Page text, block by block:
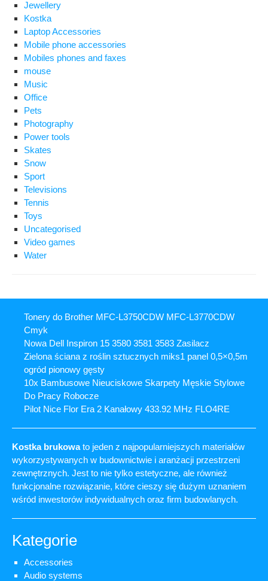
Jewellery
Kostka
Laptop Accessories
Mobile phone accessories
Mobiles phones and faxes
mouse
Music
Office
Pets
Photography
Power tools
Skates
Snow
Sport
Televisions
Tennis
Toys
Uncategorised
Video games
Water
Tonery do Brother MFC-L3750CDW MFC-L3770CDW
Cmyk
Nowa Dell Inspiron 15 3580 3581 3583 Zasilacz
Zielona ściana z roślin sztucznych miks1 panel 0,5×0,5m
ogród pionowy gęsty
10x Bambusowe Nieuciskowe Skarpety Męskie Stylowe
Do Pracy Robocze
Pilot Nice Flor Era 2 Kanałowy 433.92 MHz FLO4RE
Kostka brukowato jeden z najpopularniejszych materiałów
wykorzystywanych w budownictwie i aranżacji przestrzeni
zewnętrznych. Jest to nie tylko estetyczne, ale również
funkcjonalne rozwiązanie, które cieszy się dużym uznaniem
wśród inwestorów indywidualnych oraz firm budowlanych.
Kategorie
Accessories
Audio systems